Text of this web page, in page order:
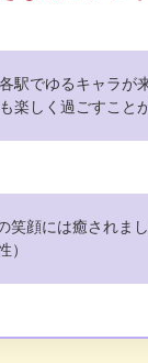
各駅でゆるキャラが
も楽しく過ごすこと
笑顔には癒されま
）